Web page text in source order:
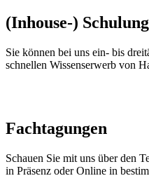
(Inhouse-)
Sie können bei uns ein- bis
schnellen Wissenserwerb von
Fachtagungen
Schauen Sie mit uns über den
in Präsenz oder Online in